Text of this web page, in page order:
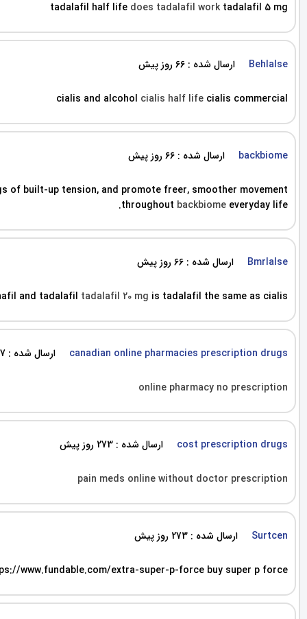
tadalafil half life does tadalafil worktadalafil 5 mg
Behlalse ارسال شده : 66 روز پیش
cialis and alcohol cialis half life cialis commercial
backbiome ارسال شده : 66 روز پیش
of built-up tension, and promote freer, smoother movement
throughout backbiome everyday life.
Bmrlalse ارسال شده : 66 روز پیش
and tadalafil tadalafil 20 mg is tadalafil the same as cialis
canadian online pharmacies prescription drugs ارسال شده : 177 روز پیش
online pharmacy no prescription
cost prescription drugs ارسال شده : 273 روز پیش
pain meds online without doctor prescription
Surtcen ارسال شده : 273 روز پیش
www.fundable.com/extra-super-p-force buy super p force